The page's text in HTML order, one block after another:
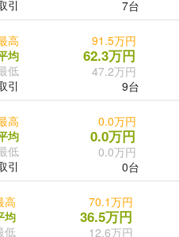
引
7台
高
均
低
引
91.5万円
62.3万円
47.2万円
9台
高
均
低
引
0.0万円
0.0万円
0.0万円
0台
高
均
低
70.1万円
36.5万円
12.6万円